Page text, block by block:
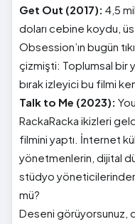
Get Out (2017): 4,5
doları cebine koydu,
Obsession’ın bugün
çizmişti: Toplumsal bir
bırak izleyici bu filmi
Talk to Me (2023):
RackaRacka ikizleri
filmini yaptı. İnternet
yönetmenlerin, dijital
stüdyo
mü?
Deseni görüyorsunuz,